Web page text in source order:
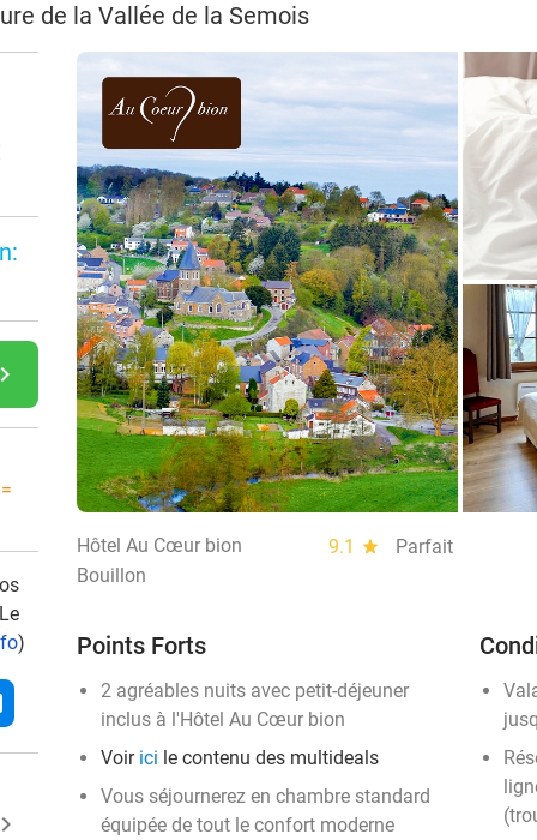
de la Vallée de la Semois
)
Hôtel Au Cœur bion 9.1 star
Parfait
Bouillon
Points Forts
2 agréables nuits avec petit-déjeuner
inclus à l'Hôtel Au Cœur bion
Voir ici le contenu des multideals
Vous séjournerez en chambre standard
équipée de tout le confort moderne